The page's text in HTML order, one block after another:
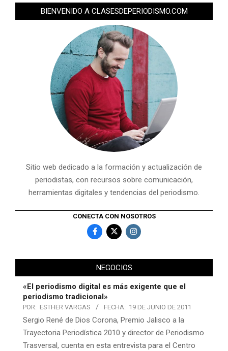
BIENVENIDO A CLASESDEPERIODISMO.COM
Sitio web dedicado a la formación y actualización de
periodistas, con recursos sobre comunicación,
herramientas digitales y tendencias del periodismo.
CONECTA CON NOSOTROS
NEGOCIOS
«El periodismo digital es más exigente que el
periodismo tradicional»
POR: ESTHER VARGAS FECHA: 19 DE JUNIO DE 2011
Sergio René de Dios Corona, Premio Jalisco a la
Trayectoria Periodística 2010 y director de Periodismo
Trasversal, cuenta en esta entrevista para el Centro